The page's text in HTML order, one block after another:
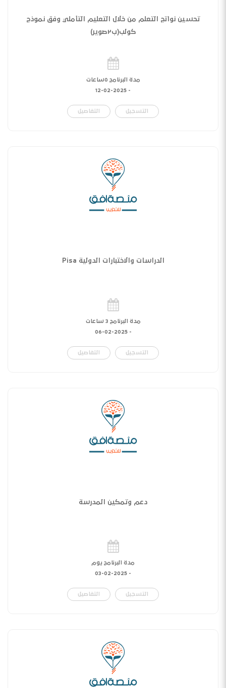
تحسين نواتج التعلم من خلال التعليم التأملي وفق نموذج
كولب(ب٢صوير)
مدة البرنامج ٥ساعات
-
12-02-2025
التسجيل التفاصيل
الدراسات والاختبارات الدولية Pisa
مدة البرنامج 3 ساعات
-
06-02-2025
التسجيل التفاصيل
دعم وتمكين المدرسة
مدة البرنامج يوم
-
03-02-2025
التسجيل التفاصيل